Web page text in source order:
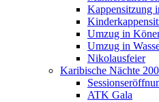
Kappensitzung
Umzug in
Umzug in
Nikolausfeier
Karibische Nächte
ATK Gala